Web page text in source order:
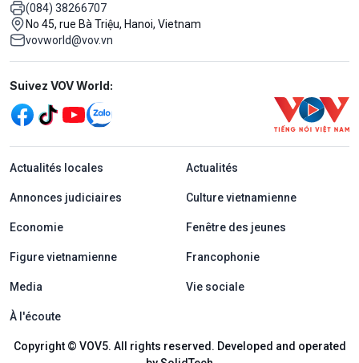
(084) 38266707
No 45, rue Bà Triệu, Hanoi, Vietnam
vovworld@vov.vn
Mạng xã hội
Suivez VOV World:
menu footer tiếng Pháp
Actualités locales Actualités
Annonces judiciaires Culture vietnamienne
Economie Fenêtre des jeunes
Figure vietnamienne Francophonie
Media Vie sociale
À l'écoute
Copyright © VOV5. All rights reserved. Developed and operated